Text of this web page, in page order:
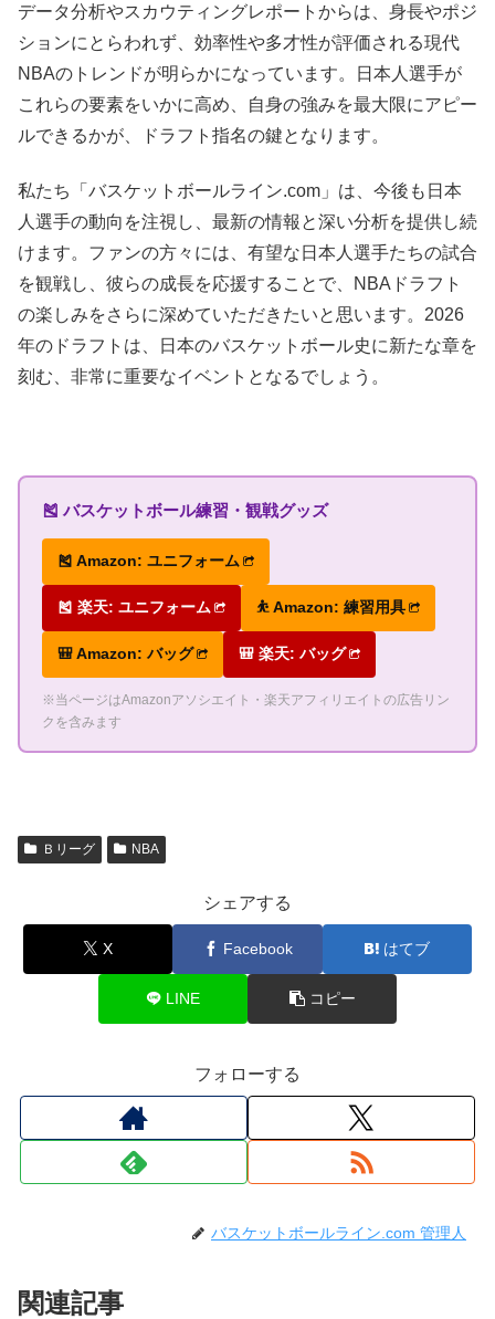
データ分析やスカウティングレポートからは、身長やポジ
ションにとらわれず、効率性や多才性が評価される現代
NBAのトレンドが明らかになっています。日本人選手が
これらの要素をいかに高め、自身の強みを最大限にアピー
ルできるかが、ドラフト指名の鍵となります。
私たち「バスケットボールライン.com」は、今後も日本
人選手の動向を注視し、最新の情報と深い分析を提供し続
けます。ファンの方々には、有望な日本人選手たちの試合
を観戦し、彼らの成長を応援することで、NBAドラフト
の楽しみをさらに深めていただきたいと思います。2026
年のドラフトは、日本のバスケットボール史に新たな章を
刻む、非常に重要なイベントとなるでしょう。
🎽 バスケットボール練習・観戦グッズ
🎽 Amazon: ユニフォーム
🎽 楽天: ユニフォーム ⛹ Amazon: 練習用具
🎒 Amazon: バッグ 🎒 楽天: バッグ
※当ページはAmazonアソシエイト・楽天アフィリエイトの広告リン
クを含みます
Ｂリーグ NBA
シェアする
X Facebook はてブ
LINE コピー
フォローする
バスケットボールライン.com 管理人
関連記事